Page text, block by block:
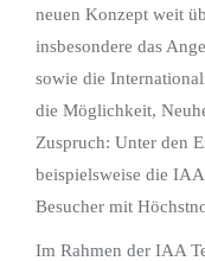
neuen Konzept weit
insbesondere das
sowie die
die Möglichkeit,
Zuspruch: Unter den
beispielsweise die
Besucher mit
Im Rahmen der IAA